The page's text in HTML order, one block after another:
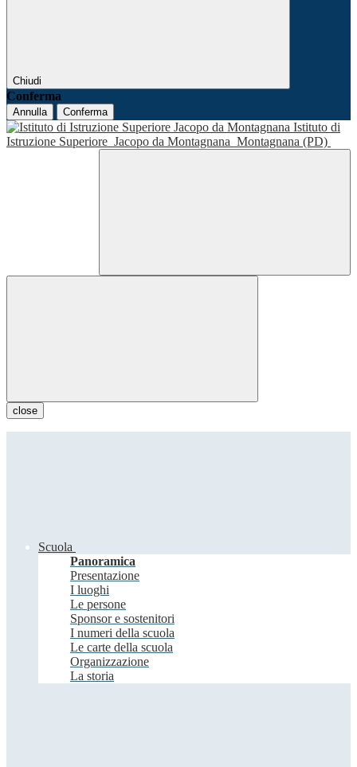
Chiudi
Conferma
Annulla Conferma
Istituto di
Istruzione Superiore Jacopo da Montagnana Montagnana (PD)
close
Scuola
Panoramica
Presentazione
I luoghi
Le persone
Sponsor e sostenitori
I numeri della scuola
Le carte della scuola
Organizzazione
La storia